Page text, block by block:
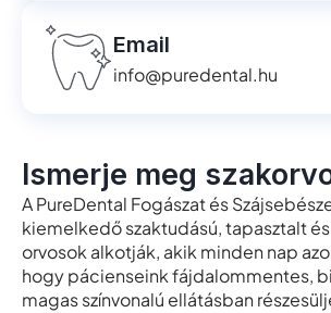
Email
info@puredental.hu
Ismerje meg
A PureDental Fogászat és
kiemelkedő szaktudású, tapasztalt
orvosok alkotják, akik minden nap
hogy pácienseink fájdalommentes,
magas színvonalú ellátásban